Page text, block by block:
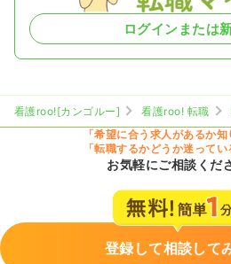
ログインまたは
看護roo![カンゴルー] 看護roo! 転職
「希望に合う求人があるか知
「転職するかどうか迷って
お気軽にご相談くだ
登録して相談して